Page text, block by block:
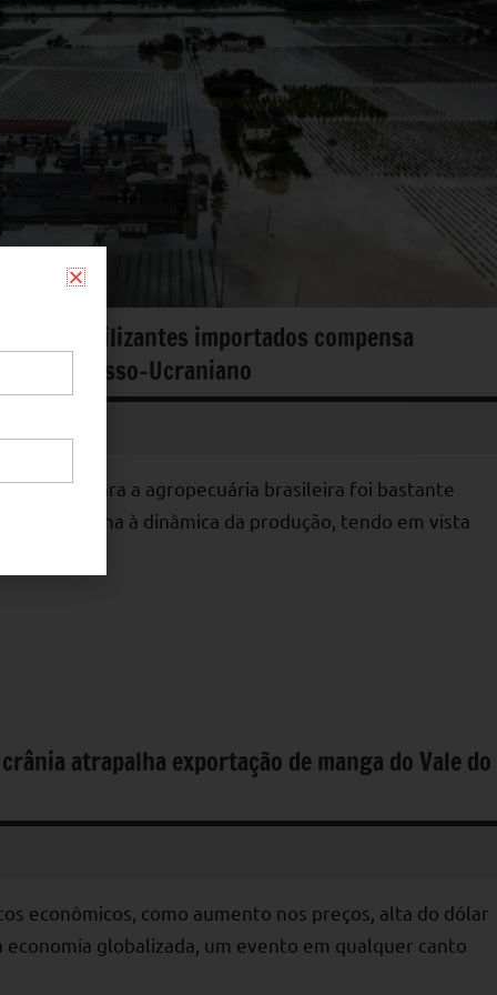
de fertilizantes importados compensa
Russo-Ucraniano
para a agropecuária brasileira foi bastante
exógena à dinâmica da produção, tendo em vista
atrapalha exportação de manga do Vale do
econômicos, como aumento nos preços, alta do dólar
economia globalizada, um evento em qualquer canto